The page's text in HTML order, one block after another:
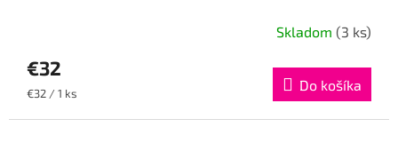
Skladom (3 ks)
€32
Jednotková
€32 / 1 ks Do košíka